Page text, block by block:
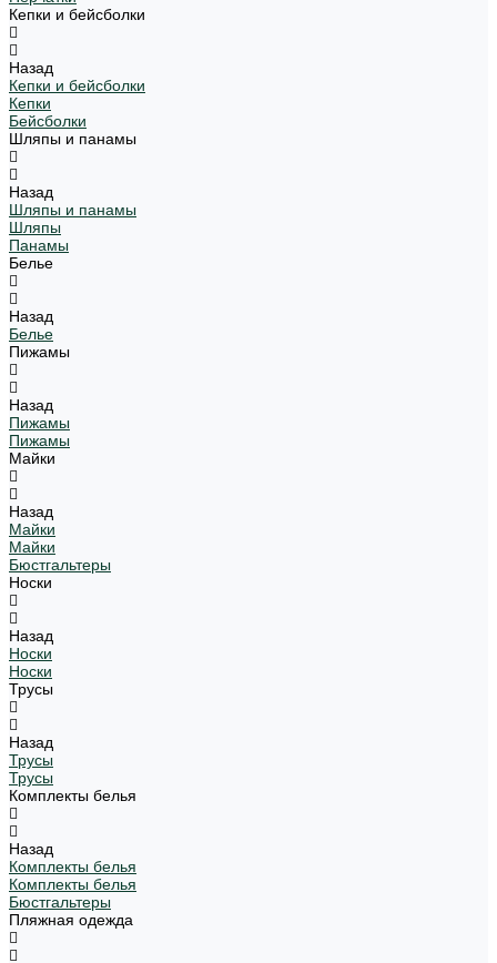
Кепки и бейсболки
Назад
Кепки и бейсболки
Кепки
Бейсболки
Шляпы и панамы
Назад
Шляпы и панамы
Шляпы
Панамы
Белье
Назад
Белье
Пижамы
Назад
Пижамы
Пижамы
Майки
Назад
Майки
Майки
Бюстгальтеры
Носки
Назад
Носки
Носки
Трусы
Назад
Трусы
Трусы
Комплекты белья
Назад
Комплекты белья
Комплекты белья
Бюстгальтеры
Пляжная одежда